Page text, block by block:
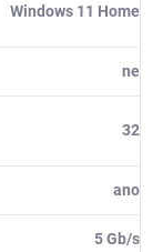
Windows 11 Home
ne
32
ano
5 Gb/s